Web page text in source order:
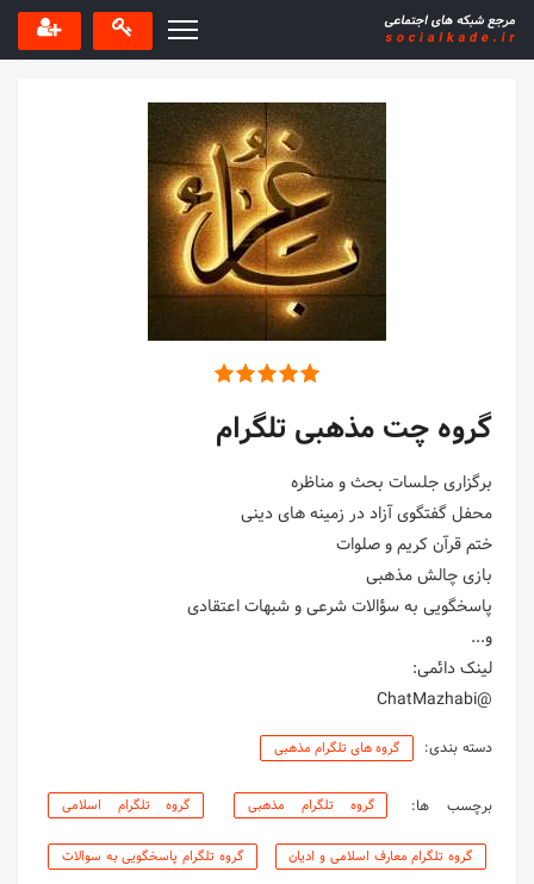
گروه چت مذهبی تلگرام
@ChatMazhabi
دسته بندی: گروه های تلگرام مذهبی
برچسب ها: گروه تلگرام مذهبی گروه تلگرام اسلامی
گروه تلگرام معارف اسلامی و ادیان گروه تلگرام پاسخگویی به سوالات